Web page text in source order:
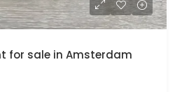
for sale in Amsterdam